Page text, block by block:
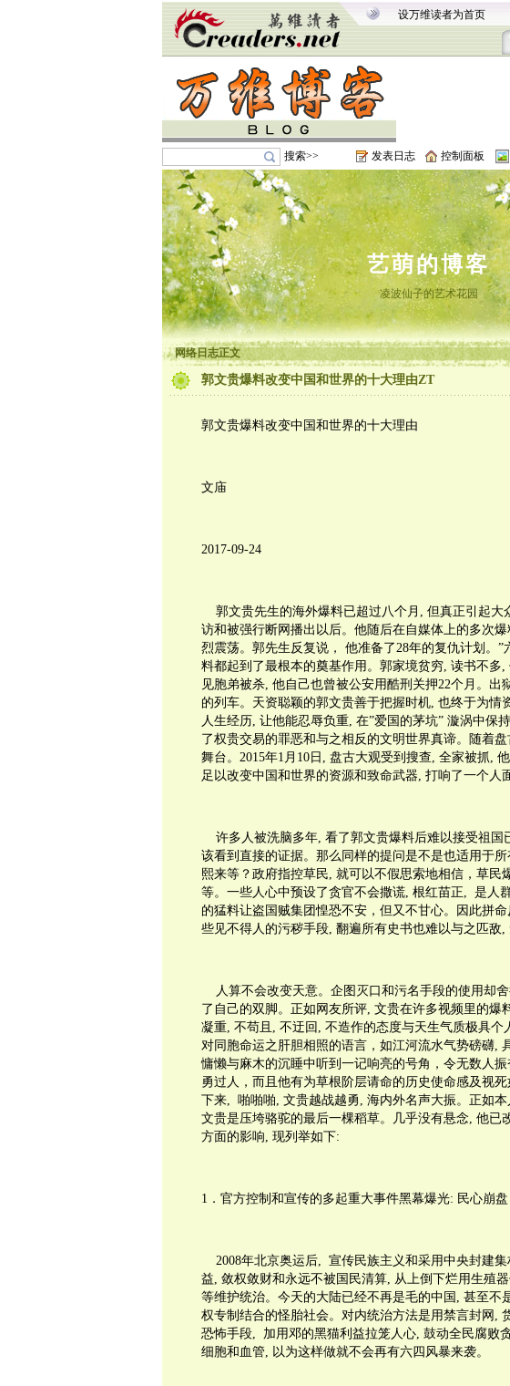
设万维读者为首页
搜索>> 发表日志 控制面板
艺萌的博客
凌波仙子的艺术花园
网络日志正文
郭文贵爆料改变中国和世界的十大理由ZT
郭文贵爆料改变中国和世界的十大理由
文庙
2017-09-24
郭文贵先生的海外爆料已超过八个月 , 但真正引起大
访和被强行断网播出以后。他随后在自媒体上的多次爆
烈震荡。郭先生反复说，
他准备了28年的复仇计划。”
料都起到了最根本的奠基作用。郭家境贫穷, 读书不多,
见胞弟被杀, 他自己也曾被公安用酷刑关押22个月。出
的列车。天资聪颖的郭文贵善于把握时机, 也终于为情
人生经历, 让他能忍辱负重, 在”爱国的茅坑” 漩涡中保
了权贵交易的罪恶和与之相反的文明世界真谛。随着
舞台。 2015年1 月 10日 , 盘古大观受到搜查, 全家被抓,
足以改变中国和世界的资源和致命武器, 打响了一个人
许多人被洗脑多年, 看了郭文贵爆料后难以接受祖国
该看到直接的证据。那么同样的提问是不是也适用于
熙来等？政府指控草民, 就可以不假思索地相信，草民
等。一些人心中预设了贪官不会撒谎, 根红苗正, 是人
的猛料让盗国贼集团惶恐不安，但又不甘心。因此拼
些见不得人的污秽手段, 翻遍所有史书也难以与之匹敌,
人算不会改变天意。企图灭口和污名手段的使用却
了自己的双脚。正如网友所评, 文贵在许多视频里的爆
凝重, 不苟且 , 不迂回 , 不造作的态度与天生气质极具个
对同胞命运之肝胆相照的语言，如江河流水气势磅礴,
慵懒与麻木的沉睡中听到一记响亮的号角，令无数人振
勇过人，而且他有为草根阶层请命的历史使命感及视
下来, 啪啪啪, 文贵越战越勇, 海内外名声大振。正如
文贵是压垮骆驼的最后一棵稻草。几乎没有悬念, 他已
方面的影响, 现列举如下:
1 ．官方控制和宣传的多起重大事件黑幕爆光: 民心崩盘
2008年北京奥运后, 宣传民族主义和采用中央封建
益, 敛权敛财和永远不被国民清算, 从上倒下烂用生殖
等维护统治。今天的大陆已经不再是毛的中国 , 甚至不
权专制结合的怪胎社会。对内统治方法是用禁言封网 ,
恐怖手段, 加用邓的黑猫利益拉笼人心, 鼓动全民腐败
细胞和血管, 以为这样做就不会再有六四风暴来袭。